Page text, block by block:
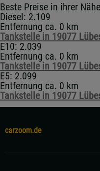
Beste Preise in ihrer
Diesel: 2.109
Entfernung ca. 0 km
Tankstelle in 19077
E10: 2.039
Entfernung ca. 0 km
Tankstelle in 19077
E5: 2.099
Entfernung ca. 0 km
Tankstelle in 19077
carzoom.de